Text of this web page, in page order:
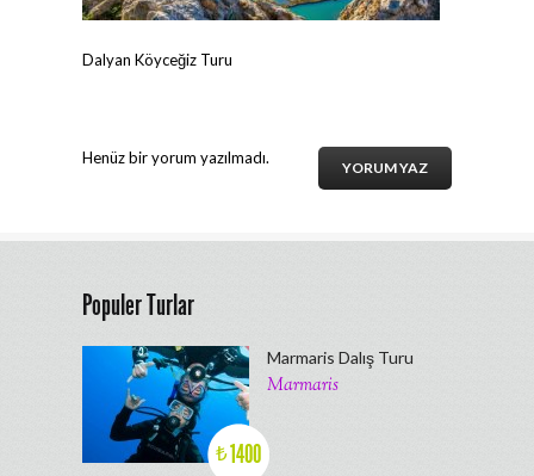
Dalyan Köyceğiz Turu
YORUM YAZ
Henüz bir yorum yazılmadı.
Populer Turlar
₺1400
Marmaris Dalış Turu
Marmaris